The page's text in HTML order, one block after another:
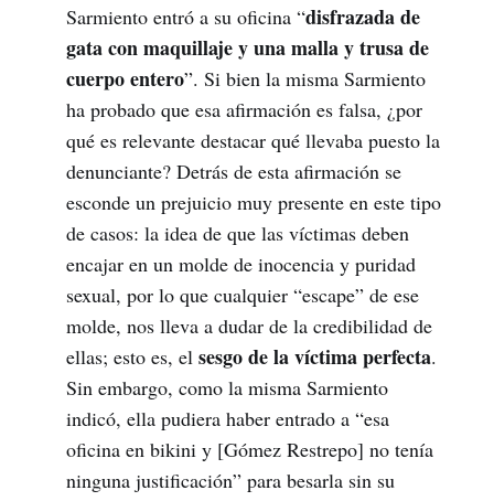
Sarmiento entró a su oficina “disfrazada de
gata con maquillaje y una malla y trusa de
cuerpo entero”. Si bien la misma Sarmiento
ha probado que esa afirmación es falsa, ¿por
qué es relevante destacar qué llevaba puesto la
denunciante? Detrás de esta afirmación se
esconde un prejuicio muy presente en este tipo
de casos: la idea de que las víctimas deben
encajar en un molde de inocencia y puridad
sexual, por lo que cualquier “escape” de ese
molde, nos lleva a dudar de la credibilidad de
ellas; esto es, el sesgo de la víctima perfecta.
Sin embargo, como la misma Sarmiento
indicó, ella pudiera haber entrado a “esa
oficina en bikini y [Gómez Restrepo] no tenía
ninguna justificación” para besarla sin su